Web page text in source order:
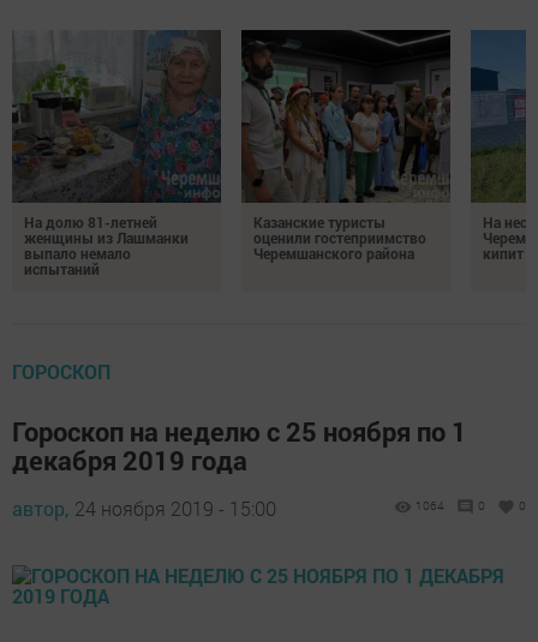
На долю 81-летней
женщины из Лашманки
выпало немало
испытаний
Казанские туристы
оценили гостеприимство
Черемшанского района
На
кипит
ГОРОСКОП
Гороскоп на неделю с 25 ноября по 1
декабря 2019 года
автор, 24 ноября 2019 - 15:00 1064 0 0